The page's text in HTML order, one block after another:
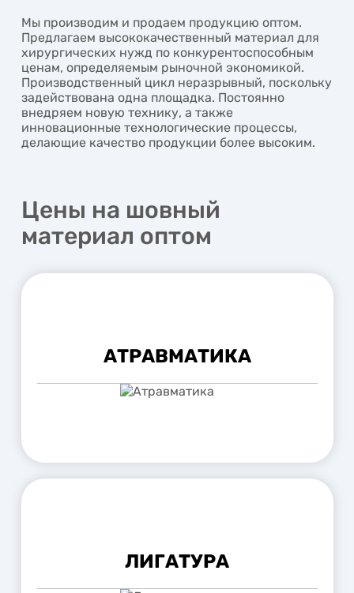
Мы производим и продаем продукцию оптом.
Предлагаем высококачественный материал для
хирургических нужд по конкурентоспособным
ценам, определяемым рыночной экономикой.
Производственный цикл неразрывный, поскольку
задействована одна площадка. Постоянно
внедряем новую технику, а также
инновационные технологические процессы,
делающие качество продукции более высоким.
Цены на шовный
материал оптом
АТРАВМАТИКА
ЛИГАТУРА